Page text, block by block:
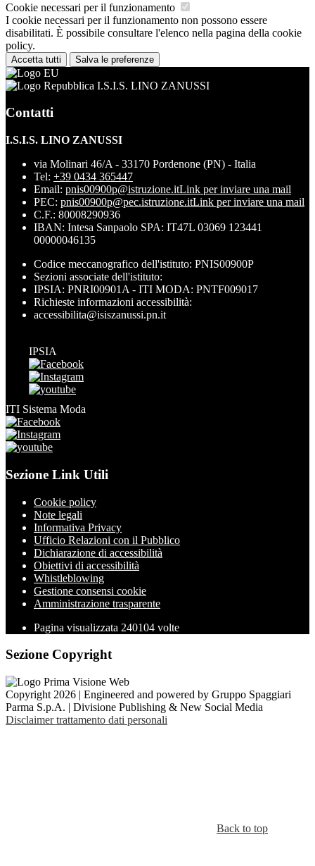
Cookie necessari per il funzionamento
I cookie necessari per il funzionamento non possono essere
disabilitati. È possibile consultare l'elenco nella pagina della cookie
policy.
Accetta tutti Salva le preferenze
I.S.I.S. LINO ZANUSSI
Contatti
I.S.I.S. LINO ZANUSSI
via Molinari 46/A - 33170 Pordenone (PN) - Italia
Tel: +39 0434 365447
Email: pnis00900p@istruzione.itLink per inviare una mail
PEC: pnis00900p@pec.istruzione.itLink per inviare una mail
C.F.: 80008290936
IBAN: Intesa Sanpaolo SPA: IT47L 03069 123441
00000046135
Codice meccanografico dell'istituto: PNIS00900P
Sezioni associate dell'istituto:
IPSIA: PNRI00901A - ITI MODA: PNTF009017
Richieste informazioni accessibilità:
accessibilita@isiszanussi.pn.it
IPSIA
ITI Sistema Moda
Sezione Link Utili
Cookie policy
Note legali
Informativa Privacy
Ufficio Relazioni con il Pubblico
Dichiarazione di accessibilità
Obiettivi di accessibilità
Whistleblowing
Gestione consensi cookie
Amministrazione trasparente
Pagina visualizzata 240104 volte
Sezione Copyright
Copyright 2026 | Engineered and powered by Gruppo Spaggiari
Parma S.p.A. | Divisione Publishing & New Social Media
Disclaimer trattamento dati personali
Back to top